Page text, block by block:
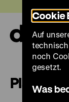
zum
Seiteninhalt
springen
Plakate
Cookie
Auf
noch
gesetzt.
Was